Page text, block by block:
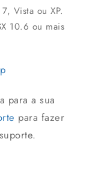
Vista ou XP.
10.6 ou mais
para a sua
para fazer